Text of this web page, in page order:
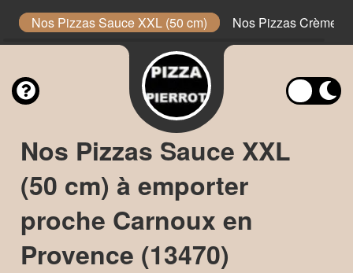
Nos Pizzas Sauce XXL (50 cm) Nos Pizzas Crème
Nos Pizzas Sauce XXL
(50 cm) à emporter
proche Carnoux en
Provence (13470)